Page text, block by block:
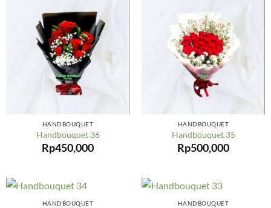
HANDBOUQUET
Handbouquet 36
Rp450,000
HANDBOUQUET
Handbouquet 35
Rp500,000
HANDBOUQUET HANDBOUQUET